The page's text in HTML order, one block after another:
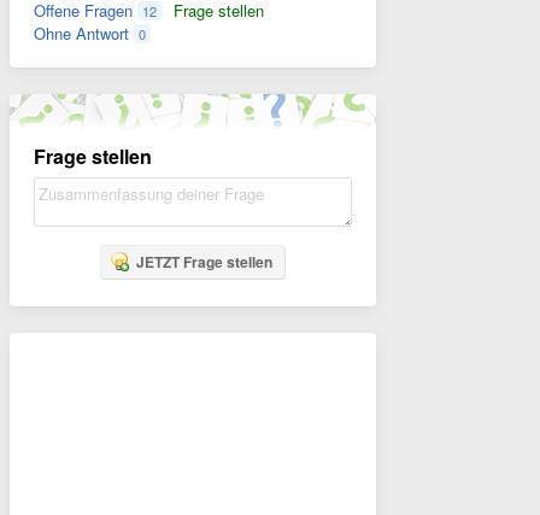
Offene Fragen 12
Ohne Antwort 0
Frage stellen
Frage stellen
JETZT Frage stellen